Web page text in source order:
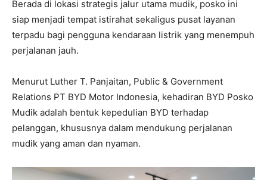
Berada di lokasi strategis jalur utama mudik, posko ini
siap menjadi tempat istirahat sekaligus pusat layanan
terpadu bagi pengguna kendaraan listrik yang menempuh
perjalanan jauh.
Menurut Luther T. Panjaitan, Public & Government
Relations PT BYD Motor Indonesia, kehadiran BYD Posko
Mudik adalah bentuk kepedulian BYD terhadap
pelanggan, khususnya dalam mendukung perjalanan
mudik yang aman dan nyaman.